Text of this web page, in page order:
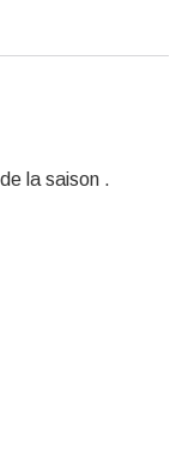
la saison .